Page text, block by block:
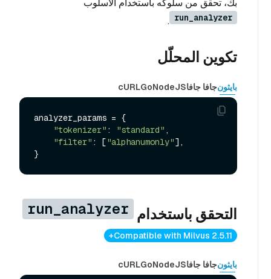
run_analyzer
.
تكوين المحلّل
بايثونجافا جافاNodeJS
Go
cURL
analyzer_params = {
"tokenizer" : "standard" ,
"filter" : ["alphanumonly"],
التحقق باستخدام run_analyzer
Compatible with Milvus 2.5.11+
بايثونجافا جافاNodeJS
Go
cURL